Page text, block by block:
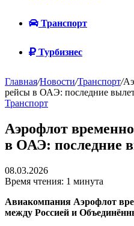
Транспорт
Турбизнес
Главная/Новости/Транспорт/
рейсы в ОАЭ: последние
Транспорт
Аэрофлот
в ОАЭ: последние
08.03.2026
Время чтения: 1 минута
Авиакомпания Аэрофлот
между Россией и